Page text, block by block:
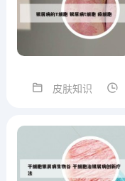
皮肤知识